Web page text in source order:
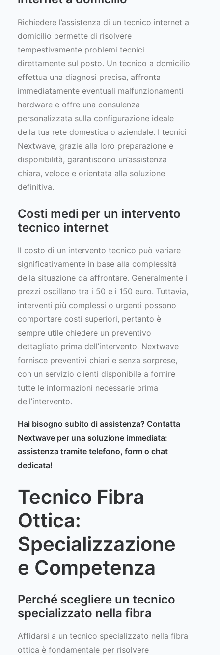
Richiedere l’assistenza di un tecnico internet a
domicilio permette di risolvere
tempestivamente problemi tecnici
direttamente sul posto. Un tecnico a domicilio
effettua una diagnosi precisa, affronta
immediatamente eventuali malfunzionamenti
hardware e offre una consulenza
personalizzata sulla configurazione ideale
della tua rete domestica o aziendale. I tecnici
Nextwave, grazie alla loro preparazione e
disponibilità, garantiscono un’assistenza
chiara, veloce e orientata alla soluzione
definitiva.
Costi medi per un intervento
tecnico internet
Il costo di un intervento tecnico può variare
significativamente in base alla complessità
della situazione da affrontare. Generalmente i
prezzi oscillano tra i 50 e i 150 euro. Tuttavia,
interventi più complessi o urgenti possono
comportare costi superiori, pertanto è
sempre utile chiedere un preventivo
dettagliato prima dell’intervento. Nextwave
fornisce preventivi chiari e senza sorprese,
con un servizio clienti disponibile a fornire
tutte le informazioni necessarie prima
dell’intervento.
Hai bisogno subito di assistenza? Contatta
Nextwave per una soluzione immediata:
assistenza tramite telefono, form o chat
dedicata!
Tecnico Fibra
Ottica:
Specializzazione
e Competenza
Perché scegliere un tecnico
specializzato nella fibra
Affidarsi a un tecnico specializzato nella fibra
ottica è fondamentale per risolvere